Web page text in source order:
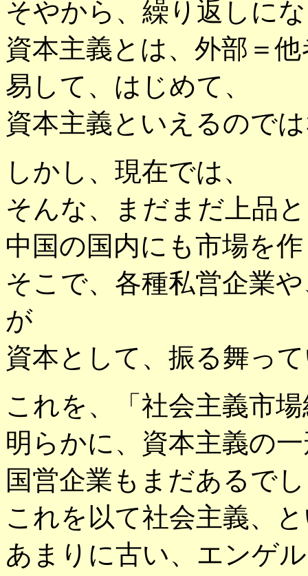
そやから、繰り返しに
資本主義とは、外部＝
易して、はじめて、
資本主義といえるので
しかし、現在では、
そんな、まだまだ上品
中国の国内にも市場を
そこで、各種私営企業
が
資本として、振る舞っ
これを、「社会主義市
明らかに、資本主義の
国営企業もまだあるで
これを以て社会主義、
あまりに古い、エンゲ